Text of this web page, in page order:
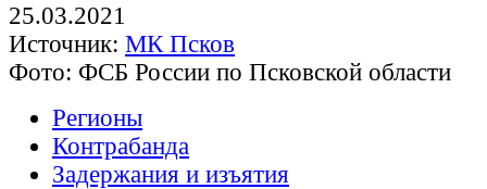
25.03.2021
Источник: МК Псков
Фото: ФСБ России по Псковской области
Регионы
Контрабанда
Задержания и изъятия